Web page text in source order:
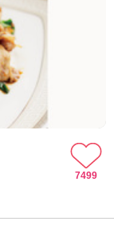
7499